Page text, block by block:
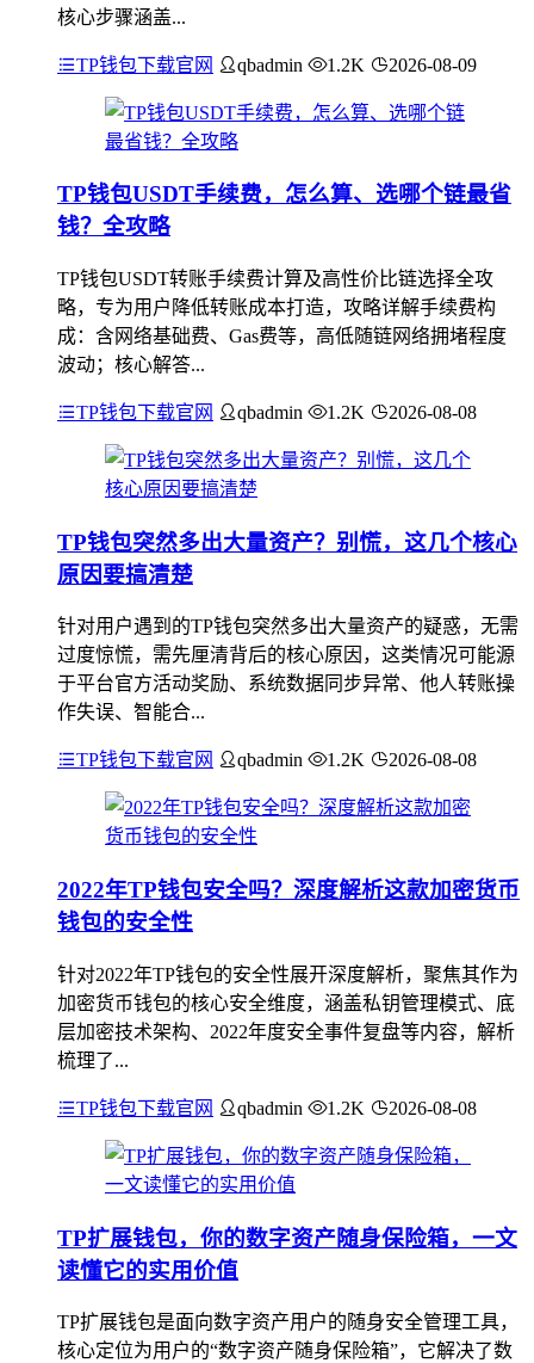
核心步骤涵盖...
TP钱包下载官网 qbadmin 1.2K 2026-08-09
TP钱包USDT手续费，怎么算、选哪个链最省
钱？全攻略
TP钱包USDT转账手续费计算及高性价比链选择全攻
略，专为用户降低转账成本打造，攻略详解手续费构
成：含网络基础费、Gas费等，高低随链网络拥堵程度
波动；核心解答...
TP钱包下载官网 qbadmin 1.2K 2026-08-08
TP钱包突然多出大量资产？别慌，这几个核心
原因要搞清楚
针对用户遇到的TP钱包突然多出大量资产的疑惑，无需
过度惊慌，需先厘清背后的核心原因，这类情况可能源
于平台官方活动奖励、系统数据同步异常、他人转账操
作失误、智能合...
TP钱包下载官网 qbadmin 1.2K 2026-08-08
2022年TP钱包安全吗？深度解析这款加密货币
钱包的安全性
针对2022年TP钱包的安全性展开深度解析，聚焦其作为
加密货币钱包的核心安全维度，涵盖私钥管理模式、底
层加密技术架构、2022年度安全事件复盘等内容，解析
梳理了...
TP钱包下载官网 qbadmin 1.2K 2026-08-08
TP扩展钱包，你的数字资产随身保险箱，一文
读懂它的实用价值
TP扩展钱包是面向数字资产用户的随身安全管理工具，
核心定位为用户的“数字资产随身保险箱”，它解决了数